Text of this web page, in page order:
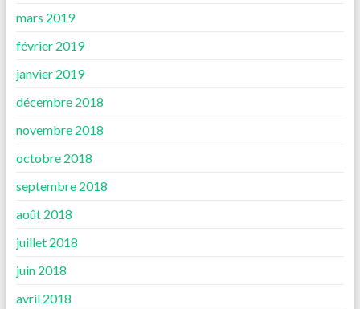
mars 2019
février 2019
janvier 2019
décembre 2018
novembre 2018
octobre 2018
septembre 2018
août 2018
juillet 2018
juin 2018
avril 2018